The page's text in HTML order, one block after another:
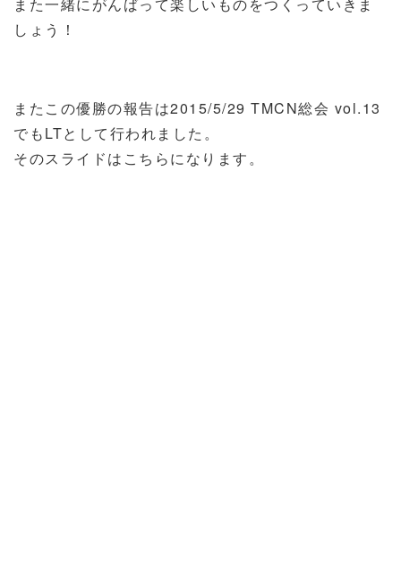
しょう！
またこの優勝の報告は2015/5/29 TMCN総会 vol.13
でもLTとして行われました。
そのスライドはこちらになります。